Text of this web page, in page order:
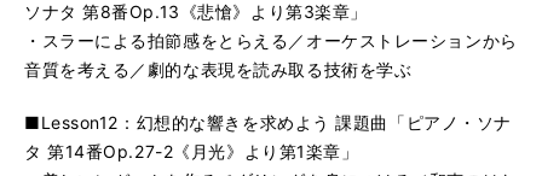
ソナタ 第8番Op.13《悲愴》より第3楽章」
・スラーによる拍節感をとらえる／オーケストレーションから
音質を考える／劇的な表現を読み取る技術を学ぶ
■Lesson12：幻想的な響きを求めよう 課題曲「ピアノ・ソナ
タ 第14番Op.27-2《月光》より第1楽章」